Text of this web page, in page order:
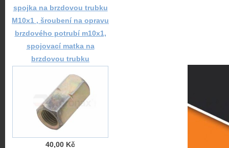
spojka na brzdovou trubku
M10x1 , šroubení na opravu
brzdového potrubí m10x1,
spojovací matka na
brzdovou trubku
40,00 Kč